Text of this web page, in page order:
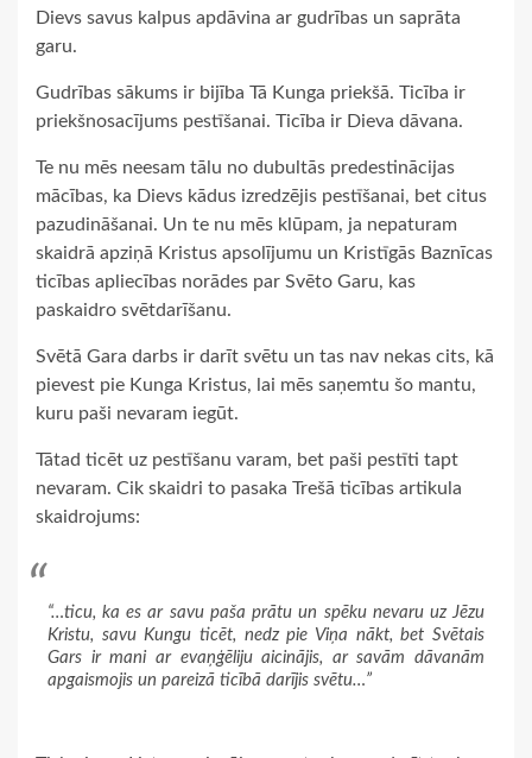
Dievs savus kalpus apdāvina ar gudrības un saprāta
garu.
Gudrības sākums ir bijība Tā Kunga priekšā. Ticība ir
priekšnosacījums pestīšanai. Ticība ir Dieva dāvana.
Te nu mēs neesam tālu no dubultās predestinācijas
mācības, ka Dievs kādus izredzējis pestīšanai, bet citus
pazudināšanai. Un te nu mēs klūpam, ja nepaturam
skaidrā apziņā Kristus apsolījumu un Kristīgās Baznīcas
ticības apliecības norādes par Svēto Garu, kas
paskaidro svētdarīšanu.
Svētā Gara darbs ir darīt svētu un tas nav nekas cits, kā
pievest pie Kunga Kristus, lai mēs saņemtu šo mantu,
kuru paši nevaram iegūt.
Tātad ticēt uz pestīšanu varam, bet paši pestīti tapt
nevaram. Cik skaidri to pasaka Trešā ticības artikula
skaidrojums:
“…ticu, ka es ar savu paša prātu un spēku nevaru uz Jēzu
Kristu, savu Kungu ticēt, nedz pie Viņa nākt, bet Svētais
Gars ir mani ar evaņģēliju aicinājis, ar savām dāvanām
apgaismojis un pareizā ticībā darījis svētu…”